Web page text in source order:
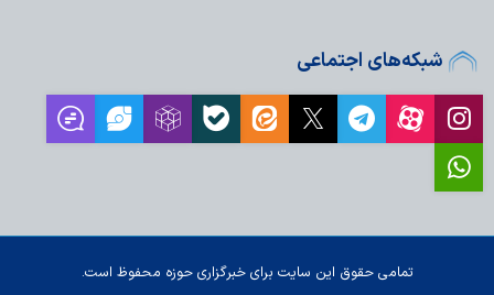
شبکه‌های اجتماعی
تمامی حقوق این سایت برای خبرگزاری حوزه محفوظ است.